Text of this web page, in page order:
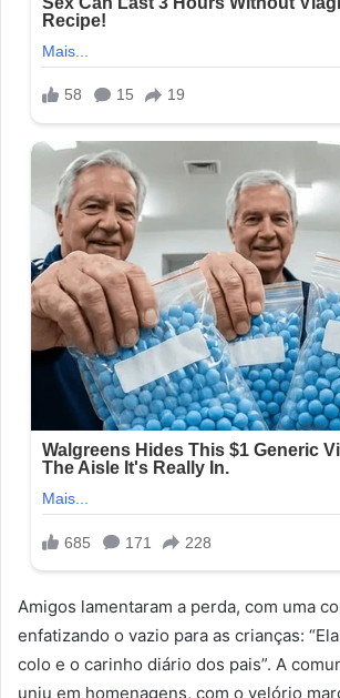
Amigos lamentaram a perda, com uma
enfatizando o vazio para as crianças:
colo e o carinho diário dos pais”. A
uniu em homenagens, com o velório